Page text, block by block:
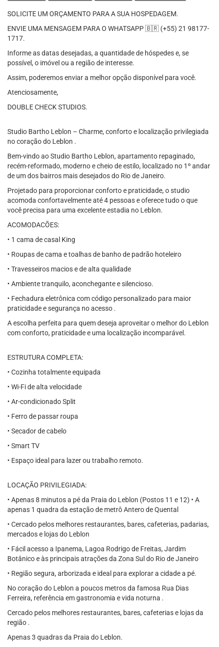
SOLICITE UM ORÇAMENTO PARA A SUA HOSPEDAGEM.
ENVIE UMA MENSAGEM PARA O WHATSAPP 🇧🇷 (+55) 21 98177-
1717.
Informe as datas desejadas, a quantidade de hóspedes e, se
possível, o imóvel ou a região de interesse.
Assim, poderemos enviar a melhor opção disponível para você.
Atenciosamente,
DOUBLE CHECK STUDIOS.
Studio Bartho Leblon – Charme, conforto e localização privilegiada
no coração do Leblon .
Bem-vindo ao Studio Bartho Leblon, apartamento repaginado,
recém-reformado, moderno e cheio de estilo, localizado no 1º andar
de um dos bairros mais desejados do Rio de Janeiro.
Projetado para proporcionar conforto e praticidade, o studio
acomoda confortavelmente até 4 pessoas e oferece tudo o que
você precisa para uma excelente estadia no Leblon.
ACOMODACÕES:
• 1 cama de casal King
• Roupas de cama e toalhas de banho de padrão hoteleiro
• Travesseiros macios e de alta qualidade
• Ambiente tranquilo, aconchegante e silencioso.
• Fechadura eletrônica com código personalizado para maior
praticidade e segurança no acesso .
A escolha perfeita para quem deseja aproveitar o melhor do Leblon
com conforto, praticidade e uma localização incomparável.
ESTRUTURA COMPLETA:
• Cozinha totalmente equipada
• Wi-Fi de alta velocidade
• Ar-condicionado Split
• Ferro de passar roupa
• Secador de cabelo
• Smart TV
• Espaço ideal para lazer ou trabalho remoto.
LOCAÇÃO PRIVILEGIADA:
• Apenas 8 minutos a pé da Praia do Leblon (Postos 11 e 12) • A
apenas 1 quadra da estação de metrô Antero de Quental
• Cercado pelos melhores restaurantes, bares, cafeterias, padarias,
mercados e lojas do Leblon
• Fácil acesso a Ipanema, Lagoa Rodrigo de Freitas, Jardim
Botânico e às principais atrações da Zona Sul do Rio de Janeiro
• Região segura, arborizada e ideal para explorar a cidade a pé.
No coração do Leblon a poucos metros da famosa Rua Dias
Ferreira, referência em gastronomia e vida noturna .
Cercado pelos melhores restaurantes, bares, cafeterias e lojas da
região .
Apenas 3 quadras da Praia do Leblon.